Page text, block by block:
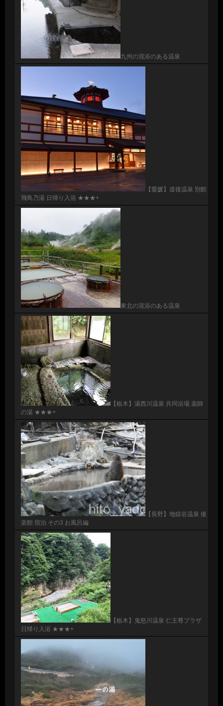
九州の混浴のある温泉
【愛媛】道後温泉 別館
飛鳥乃湯 日帰り入浴 ★★★+
東北の混浴のある温泉
【栃木】湯西川温泉 共同浴場 薬師
の湯 ★★★+
【長野】地獄谷温泉 後
楽館 宿泊 その3 お風呂編
【栃木】鬼怒川温泉 仁王尊プラザ
日帰り入浴 ★★★+